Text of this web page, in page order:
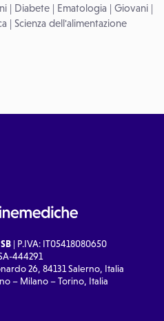
| Diabete | Ematologia | Giovani |
| Scienza dell'alimentazione
| P.IVA: IT05418080650
444291
26, 84131 Salerno, Italia
– Milano – Torino, Italia